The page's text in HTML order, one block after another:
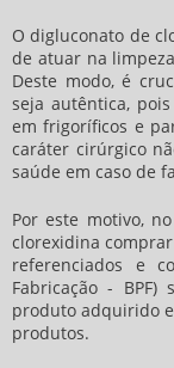
O digluconato de
de atuar na
Deste modo, é
seja autêntica,
em frigoríficos e
caráter cirúrgico
saúde em caso de
Por este motivo,
clorexidina comprar
referenciados e
Fabricação -
produto adquirido
produtos.